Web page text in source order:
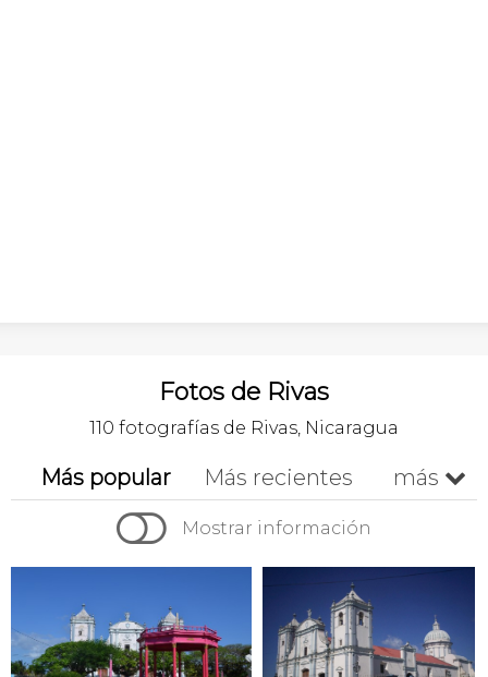
Fotos de Rivas
110 fotografías de Rivas, Nicaragua
Más popular
Más recientes
Cronológico
más 
 Mostrar información